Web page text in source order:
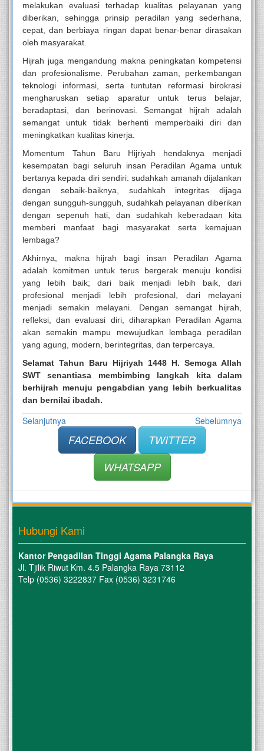
melakukan evaluasi terhadap kualitas pelayanan yang
diberikan, sehingga prinsip peradilan yang sederhana,
cepat, dan berbiaya ringan dapat benar-benar dirasakan
oleh masyarakat.
Hijrah juga mengandung makna peningkatan kompetensi
dan profesionalisme. Perubahan zaman, perkembangan
teknologi informasi, serta tuntutan reformasi birokrasi
mengharuskan setiap aparatur untuk terus belajar,
beradaptasi, dan berinovasi. Semangat hijrah adalah
semangat untuk tidak berhenti memperbaiki diri dan
meningkatkan kualitas kinerja.
Momentum Tahun Baru Hijriyah hendaknya menjadi
kesempatan bagi seluruh insan Peradilan Agama untuk
bertanya kepada diri sendiri: sudahkah amanah dijalankan
dengan sebaik-baiknya, sudahkah integritas dijaga
dengan sungguh-sungguh, sudahkah pelayanan diberikan
dengan sepenuh hati, dan sudahkah keberadaan kita
memberi manfaat bagi masyarakat serta kemajuan
lembaga?
Akhirnya, makna hijrah bagi insan Peradilan Agama
adalah komitmen untuk terus bergerak menuju kondisi
yang lebih baik; dari baik menjadi lebih baik, dari
profesional menjadi lebih profesional, dari melayani
menjadi semakin melayani. Dengan semangat hijrah,
refleksi, dan evaluasi diri, diharapkan Peradilan Agama
akan semakin mampu mewujudkan lembaga peradilan
yang agung, modern, berintegritas, dan terpercaya.
Selamat Tahun Baru Hijriyah 1448 H. Semoga Allah
SWT senantiasa membimbing langkah kita dalam
berhijrah menuju pengabdian yang lebih berkualitas
dan bernilai ibadah.
Selanjutnya Sebelumnya
FACEBOOK
TWITTER
WHATSAPP
Hubungi Kami
Kantor Pengadilan Tinggi Agama Palangka Raya
Jl. Tjilik Riwut Km. 4.5 Palangka Raya 73112
Telp (0536) 3222837 Fax (0536) 3231746